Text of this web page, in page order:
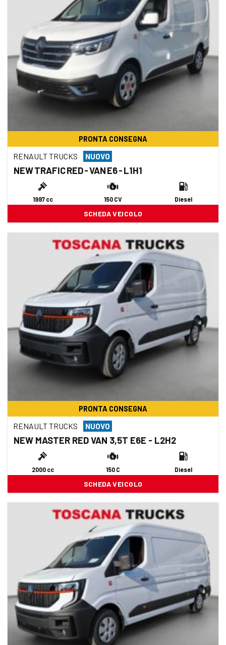
PRONTA CONSEGNA
RENAULT TRUCKS NUOVO
NEW TRAFIC RED - VAN E6 - L1H1
1997 cc 150 CV Diesel
SCHEDA VEICOLO
PRONTA CONSEGNA
RENAULT TRUCKS NUOVO
NEW MASTER RED VAN 3,5T E6E - L2H2
2000 cc 150 C Diesel
SCHEDA VEICOLO